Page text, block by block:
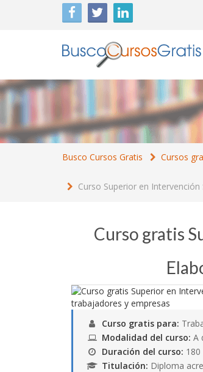
Busco Cursos Gratis Cursos
Curso Superior en
Curso gratis
Curso gratis para:
Modalidad del curso: A
Duración del curso: 180
Titulación: Diploma